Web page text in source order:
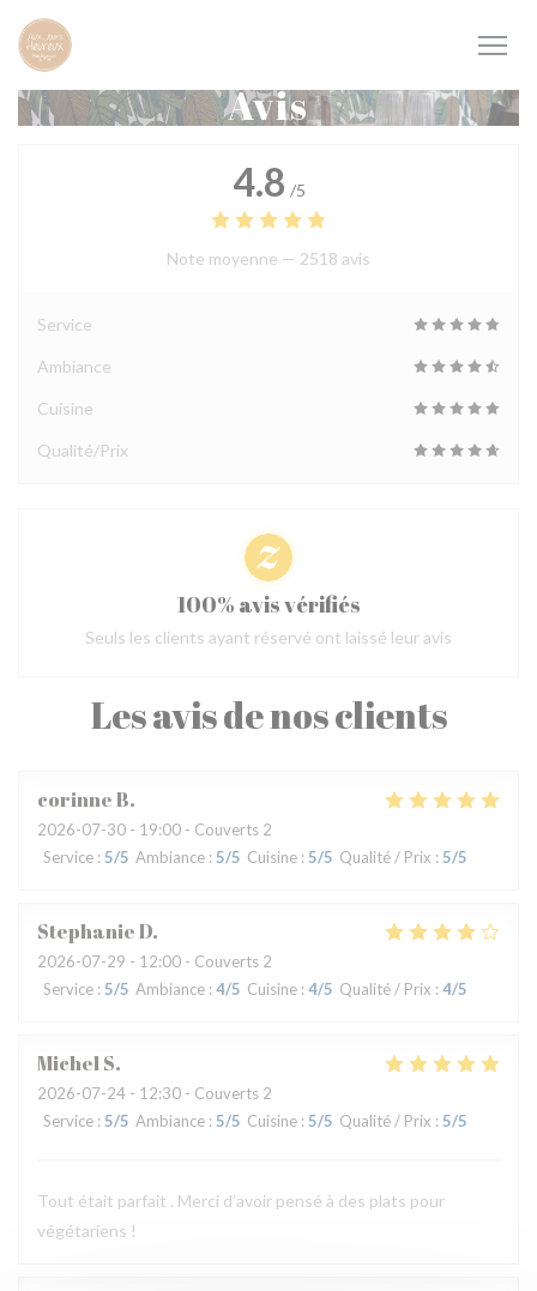
Personnalisation de vos choix en matière de cookies
Avis
Les avis de nos clients
corinneB
2026-07-30 - 19:00 - Couverts 2
Service : 5/5 Ambiance : 5/5 Cuisine : 5/5 Qualité / Prix : 5/5
StephanieD
2026-07-29 - 12:00 - Couverts 2
Service : 5/5 Ambiance : 4/5 Cuisine : 4/5 Qualité / Prix : 4/5
MichelS
2026-07-24 - 12:30 - Couverts 2
Service : 5/5 Ambiance : 5/5 Cuisine : 5/5 Qualité / Prix : 5/5
Tout était parfait . Merci d’avoir pensé à des plats pour
végétariens !
4.8 /5
Note moyenne — 2518 avis
Service
Ambiance
Cuisine
Qualité/Prix
100% avis vérifiés
Seuls les clients ayant réservé ont laissé leur avis